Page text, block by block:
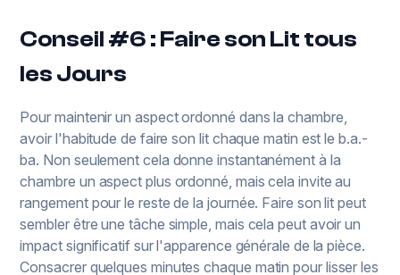
Conseil #6 : Faire son Lit tous
les Jours
Pour maintenir un aspect ordonné dans la chambre,
avoir l'habitude de faire son lit chaque matin est le b.a.-
ba. Non seulement cela donne instantanément à la
chambre un aspect plus ordonné, mais cela invite au
rangement pour le reste de la journée. Faire son lit peut
sembler être une tâche simple, mais cela peut avoir un
impact significatif sur l'apparence générale de la pièce.
Consacrer quelques minutes chaque matin pour lisser les